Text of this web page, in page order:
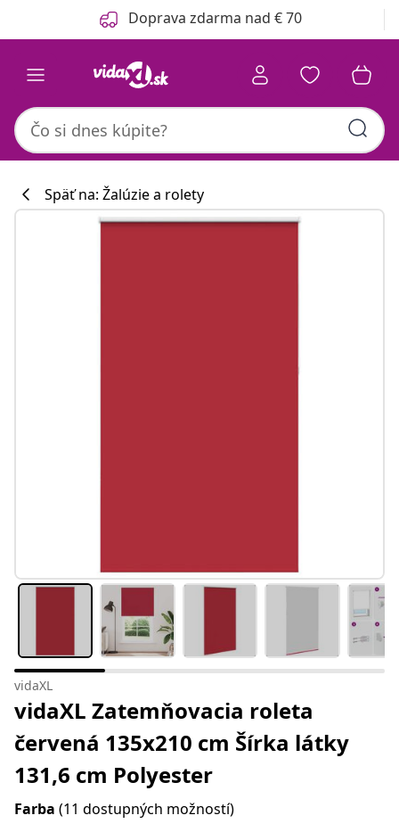
Predchádzajúce Doprava zdarma nad € 70
Späť na: Žalúzie a rolety
vidaXL
vidaXL Zatemňovacia roleta
červená 135x210 cm Šírka látky
131,6 cm Polyester
Farba (11 dostupných možností)